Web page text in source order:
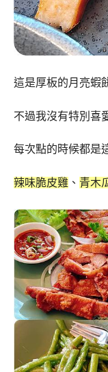
這是厚板的月亮蝦
不過我沒有特別喜
每次點的時候都是
辣味脆皮雞 、 青木